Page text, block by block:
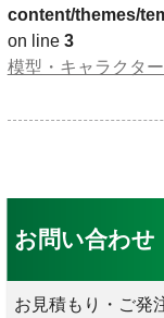
content/themes/
on line 3
模型・キャラクタ
お問い合わせ
お見積もり・ご発